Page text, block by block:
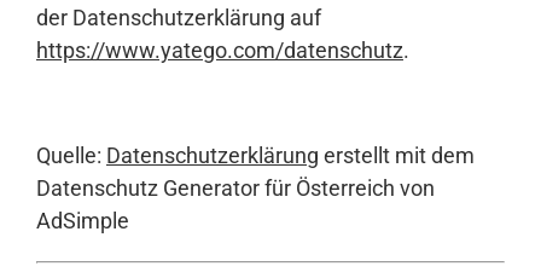
der Datenschutzerklärung auf
https://www.yatego.com/datenschutz.
Quelle: Datenschutzerklärung erstellt mit dem
Datenschutz Generator für Österreich von
AdSimple